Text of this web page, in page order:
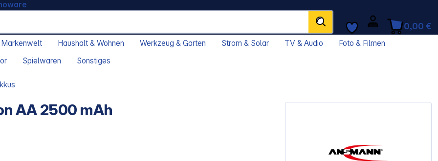
0,00 €
Haushalt & Wohnen Werkzeug & Garten Strom & Solar TV & Audio
Foto & Filmen
Spielwaren Sonstiges
AA 2500 mAh